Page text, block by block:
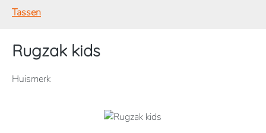
Tassen
Rugzak kids
Huismerk
Afbeeldingengalerij overslaan